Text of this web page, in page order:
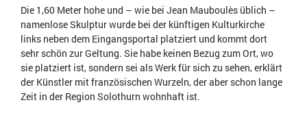
Die 1,60 Meter hohe und – wie bei Jean Mauboulès üblich –
namenlose Skulptur wurde bei der künftigen Kulturkirche
links neben dem Eingangsportal platziert und kommt dort
sehr schön zur Geltung. Sie habe keinen Bezug zum Ort, wo
sie platziert ist, sondern sei als Werk für sich zu sehen, erklärt
der Künstler mit französischen Wurzeln, der aber schon lange
Zeit in der Region Solothurn wohnhaft ist.